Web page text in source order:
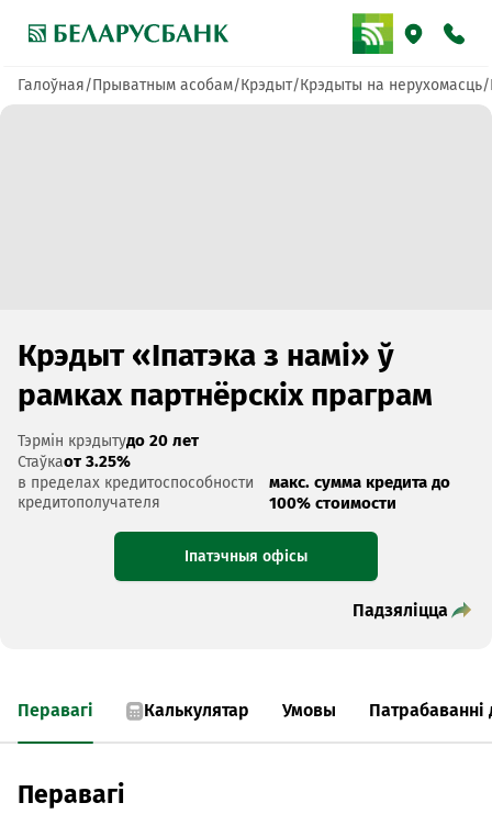
Галоўная Прыватным асобам Крэдыт Крэдыты на нерухомасць
Крэдыт «Іпатэка з намі» ў
рамках партнёрскіх праграм
до 20 лет
Тэрмін крэдыту
от 3.25%
Стаўка
макс. сумма кредита до
100% стоимости
в пределах кредитоспособности
кредитополучателя
Іпатэчныя офісы
Падзяліцца
Перавагі Калькулятар Умовы Патрабаванні
Перавагі